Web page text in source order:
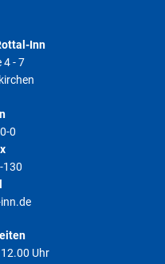
Inn
4 - 7
0
130
Uhr